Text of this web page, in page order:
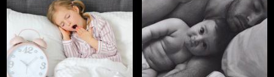
ゲ
ー
シ
u
P
o
s
s
t
: